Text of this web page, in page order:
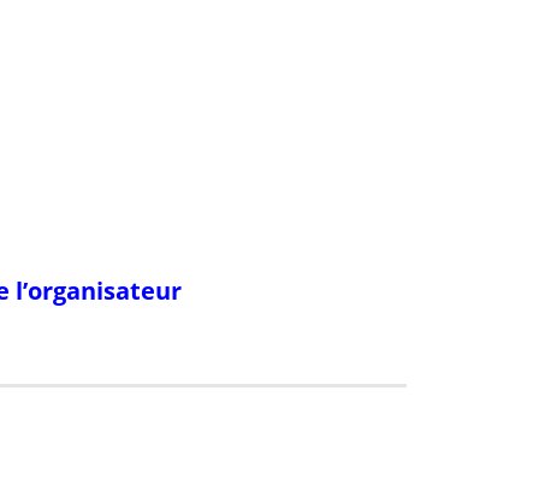
l’organisateur